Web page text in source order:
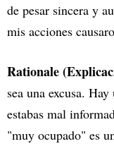
de pesar sincera y
mis acciones
Rationale
sea una excusa.
estabas mal
"muy ocupado" es